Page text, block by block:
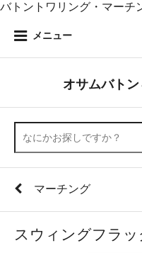
バトントワリング・マーチ
メニュー
オサムバト
マーチング
スウィングフラッ